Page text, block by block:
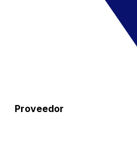
Proveedor